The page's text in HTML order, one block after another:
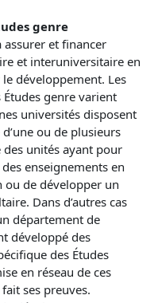
genre
assurer et financer
et interuniversitaire en
développement. Les
genre varient
universités disposent
ou de plusieurs
des unités ayant pour
enseignements en
ou de développer un
Dans d’autres cas
département de
développé des
des Études
en réseau de ces
ses preuves.